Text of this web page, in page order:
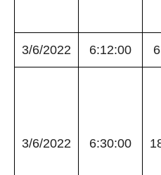
3/6/2022 6:12:00
3/6/2022 6:30:00